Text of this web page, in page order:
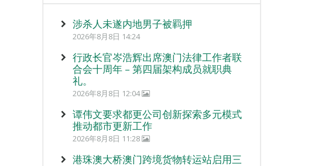
涉杀人未遂内地男子被羁押
2026年8月8日 14:24
行政长官岑浩辉出席澳门法律工作者联
合会十周年 – 第四届架构成员就职典
礼。
2026年8月8日 12:04
谭伟文要求都更公司创新探索多元模式
推动都市更新工作
2026年8月8日 11:28
港珠澳大桥澳门跨境货物转运站启用三